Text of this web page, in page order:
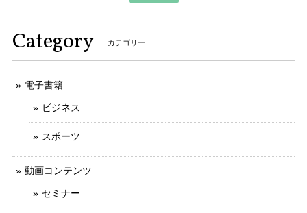
Category カテゴリー
電子書籍
ビジネス
スポーツ
動画コンテンツ
セミナー